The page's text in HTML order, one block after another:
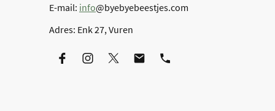
E-mail: info@byebyebeestjes.com
Adres: Enk 27, Vuren